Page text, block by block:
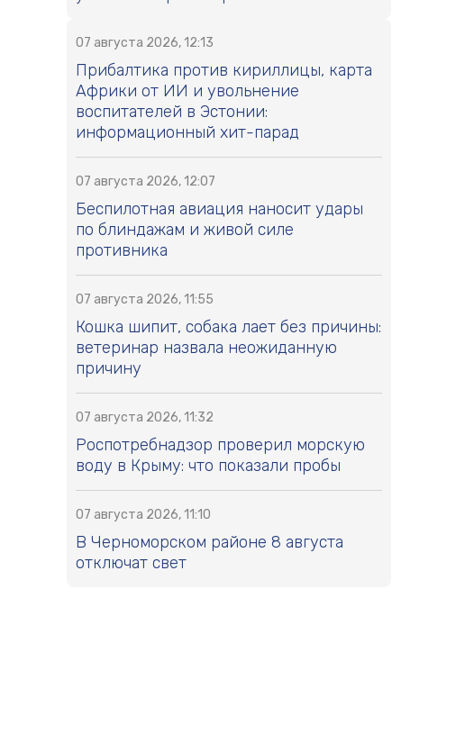
07 августа 2026, 12:13
Прибалтика против кириллицы, карта
Африки от ИИ и увольнение
воспитателей в Эстонии:
информационный хит-парад
07 августа 2026, 12:07
Беспилотная авиация наносит удары
по блиндажам и живой силе
противника
07 августа 2026, 11:55
Кошка шипит, собака лает без причины:
ветеринар назвала неожиданную
причину
07 августа 2026, 11:32
Роспотребнадзор проверил морскую
воду в Крыму: что показали пробы
07 августа 2026, 11:10
В Черноморском районе 8 августа
отключат свет